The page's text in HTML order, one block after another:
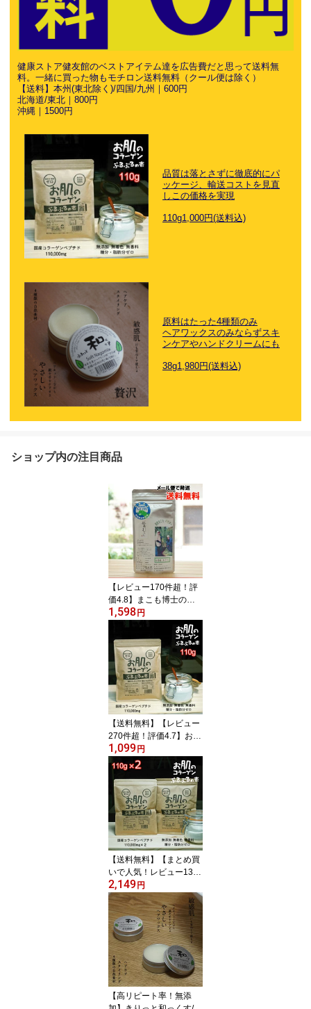
健康ストア健友館のベストアイテム達を広告費だと思って送料無
料。一緒に買った物もモチロン送料無料（クール便は除く）
【送料】本州(東北除く)/四国/九州｜600円
北海道/東北｜800円
沖縄｜1500円
品質は落とさずに徹底的にパ
ッケージ、輸送コストを見直
しこの価格を実現
110g1,000円(送料込)
原料はたった4種類のみ
ヘアワックスのみならずスキ
ンケアやハンドクリームにも
38g1,980円(送料込)
ショップ内の注目商品
【レビュー170件超！評
価4.8】まこも博士の越
前まこもパウダー/40g
【小百姓かさつじ】【真
菰】【無農薬】【マコ
モ】【メール便の場合、
送料無料】 古来より【浄
化の植物】として神事に
も使われてきた安心素材
無農薬・高食物繊維 まこ
も茶 毎朝のスッキリ感・
美容サポートに
1,598 円
【送料無料】【レビュー
270件超！評価4.7】お肌
のコラーゲン ぷるぷるの
素/110g【健康ストア健
友館】 粉末 コラーゲン
ペプチド 顆粒 サプリ サ
プリメント コラーゲンパ
ウダー
1,099 円
【送料無料】【まとめ買
いで人気！レビュー130
件超】お肌のコラーゲ
ン ぷるぷるの素/110g×
2【健康ストア健友館】
粉末 コラーゲンペプチド
顆粒 サプリ サプリメン
ト コラーゲンパウダー
2,149 円
【高リピート率！無添